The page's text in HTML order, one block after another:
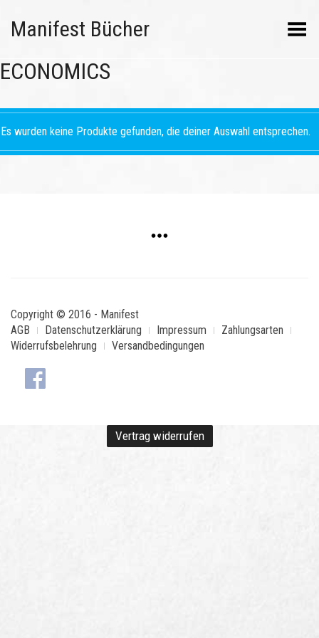
Manifest Bücher Menü umschalten
ECONOMICS
Es wurden keine Produkte gefunden, die deiner Auswahl entsprechen.
Copyright © 2016 - Manifest
AGB
Datenschutzerklärung Impressum
Zahlungsarten
Widerrufsbelehrung
Versandbedingungen
Vertrag widerrufen